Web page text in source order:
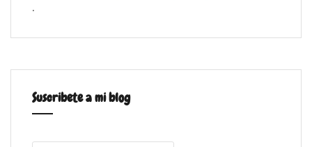
.
Suscribete a mi blog